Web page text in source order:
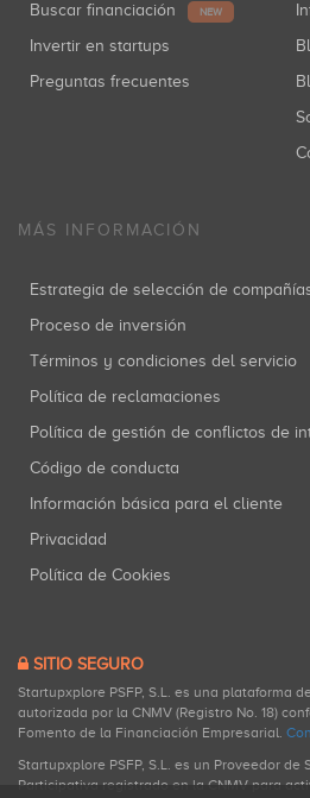
Buscar financiación NEW
Invertir en startups
Preguntas frecuentes
MÁS INFORMACIÓN
Estrategia de selección de
Proceso de inversión
Términos y condiciones del servicio
Política de reclamaciones
Política de gestión de conflictos de
Código de conducta
Información básica para el cliente
Privacidad
Política de Cookies
SITIO SEGURO
Startupxplore PSFP, S.L. es una plataforma
autorizada por la CNMV (Registro No. 18)
Fomento de la Financiación Empresarial.
Startupxplore PSFP, S.L. es un Proveedor de
Participativa registrado en la CNMV para